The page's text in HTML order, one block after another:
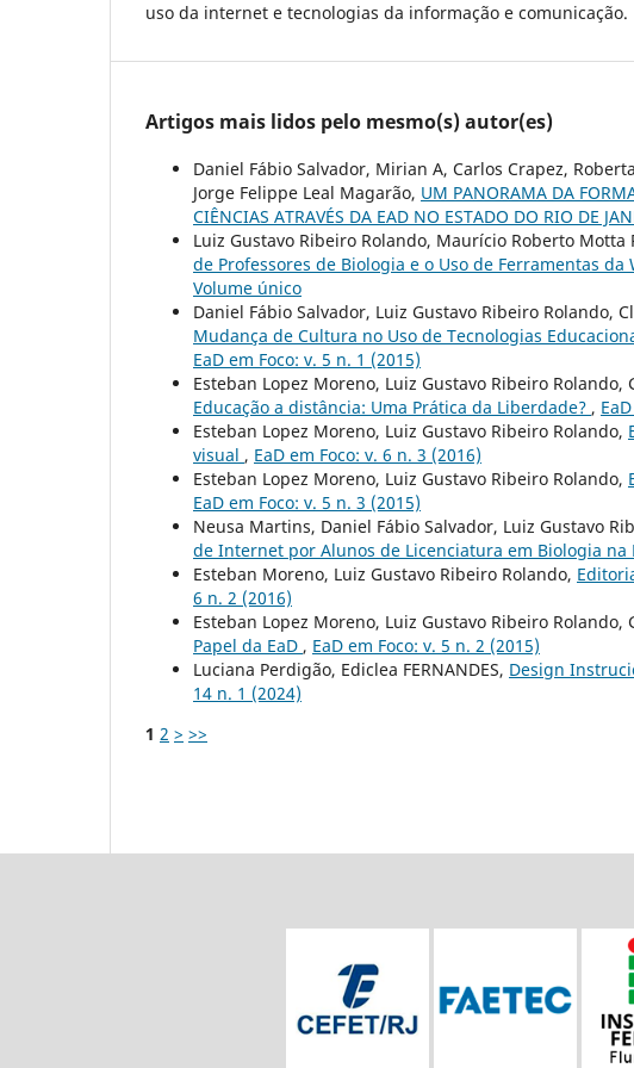
uso da internet e tecnologias da informação e comunicação.
Artigos mais lidos pelo mesmo(s) autor(es)
Daniel Fábio Salvador, Mirian A, Carlos Crapez,
Jorge Felippe Leal Magarão, UM PANORAMA DA
CIÊNCIAS ATRAVÉS DA EAD NO ESTADO DO RIO DE
Luiz Gustavo Ribeiro Rolando, Maurí­cio Roberto Motta
de Professores de Biologia e o Uso de Ferramentas da
Volume único
Daniel Fábio Salvador, Luiz Gustavo Ribeiro Rolando,
Mudança de Cultura no Uso de Tecnologias
EaD em Foco: v. 5 n. 1 (2015)
Esteban Lopez Moreno, Luiz Gustavo Ribeiro
Educação a distância: Uma Prática da Liberdade? ,
Esteban Lopez Moreno, Luiz Gustavo Ribeiro Rolando,
visual , EaD em Foco: v. 6 n. 3 (2016)
Esteban Lopez Moreno, Luiz Gustavo Ribeiro Rolando,
EaD em Foco: v. 5 n. 3 (2015)
Neusa Martins, Daniel Fábio Salvador, Luiz Gustavo
de Internet por Alunos de Licenciatura em Biologia
Esteban Moreno, Luiz Gustavo Ribeiro Rolando,
6 n. 2 (2016)
Esteban Lopez Moreno, Luiz Gustavo Ribeiro Rolando,
Papel da EaD , EaD em Foco: v. 5 n. 2 (2015)
Luciana Perdigão, Ediclea FERNANDES, Design
14 n. 1 (2024)
1 2 > >>